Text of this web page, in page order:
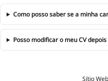
Como posso saber se a minha
Posso modificar o meu CV
Sítio